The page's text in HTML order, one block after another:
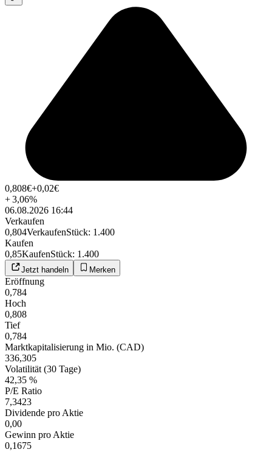
0,808€+0,02€
+3,06%
06.08.2026 16:44
Verkaufen
0,804VerkaufenStück: 1.400
Kaufen
0,85KaufenStück: 1.400
Jetzt handeln Merken
Eröffnung
0,784
Hoch
0,808
Tief
0,784
Marktkapitalisierung in Mio. (CAD)
336,305
Volatilität (30 Tage)
42,35 %
P/E Ratio
7,3423
Dividende pro Aktie
0,00
Gewinn pro Aktie
0,1675